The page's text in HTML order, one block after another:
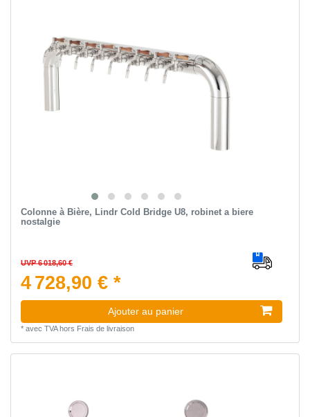
Colonne à Bière, Lindr Cold Bridge U8, robinet a biere
nostalgie
UVP 6 018,60 €
4 728,90 € *
Ajouter au panier
* avec TVAhors Frais de livraison